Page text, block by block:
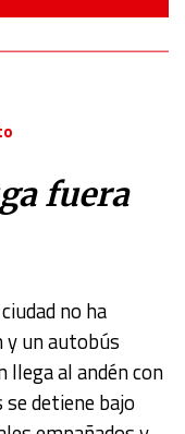
fuera
no ha
un autobús
llega al andén con
detiene bajo